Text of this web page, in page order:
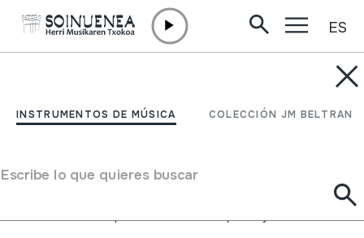
INSTRUMENTOS DE MÚSICA COLECCIÓN JM BELTRAN
Escribe lo que quieres buscar
ES
Maraka; Txintxirrina;
Autor "Hand Made in Indonesia"
Idiófonos->Golpeados->Maracas / sonajeros